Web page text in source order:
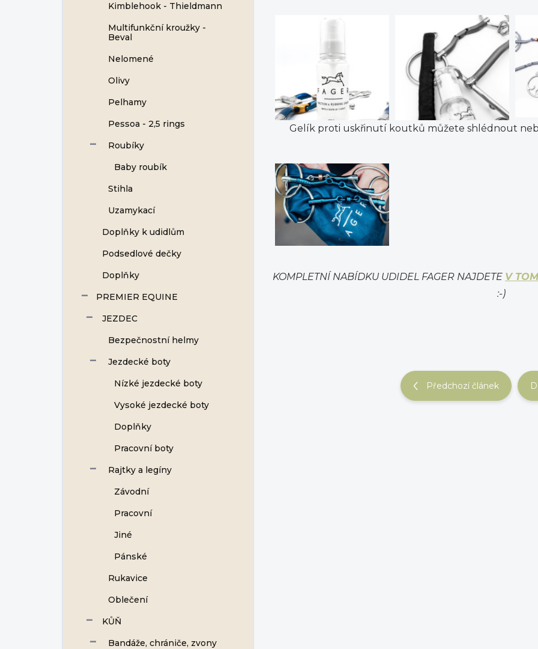
Kimblehook - Thieldmann
Multifunkční kroužky -
Beval
Nelomené
Olivy
Pelhamy
Pessoa - 2,5 rings
Roubíky
Baby roubík
Stihla
Uzamykací
Doplňky k udidlům
Podsedlové dečky
Doplňky
PREMIER EQUINE
JEZDEC
Bezpečnostní helmy
Jezdecké boty
Nízké jezdecké boty
Vysoké jezdecké boty
Doplňky
Pracovní boty
Rajtky a legíny
Závodní
Pracovní
Jiné
Pánské
Rukavice
Oblečení
KŮŇ
Bandáže, chrániče, zvony
Gelík proti uskřinutí koutků můžete shlédnout
KOMPLETNÍ NABÍDKU UDIDEL FAGER NAJDETE V
:-)
Předchozí článek